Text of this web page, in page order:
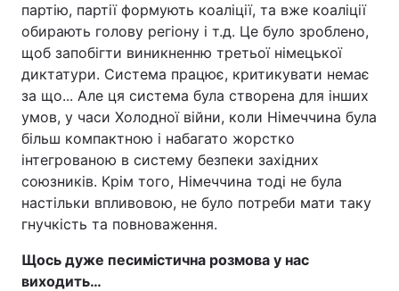
партію, партії формують коаліції, та вже коаліції
обирають голову регіону і т.д. Це було зроблено,
щоб запобігти виникненню третьої німецької
диктатури. Система працює, критикувати немає
за що... Але ця система була створена для інших
умов, у часи Холодної війни, коли Німеччина була
більш компактною і набагато жорстко
інтегрованою в систему безпеки західних
союзників. Крім того, Німеччина тоді не була
настільки впливовою, не було потреби мати таку
гнучкість та повноваження.
Щось дуже песимістична розмова у нас
виходить…